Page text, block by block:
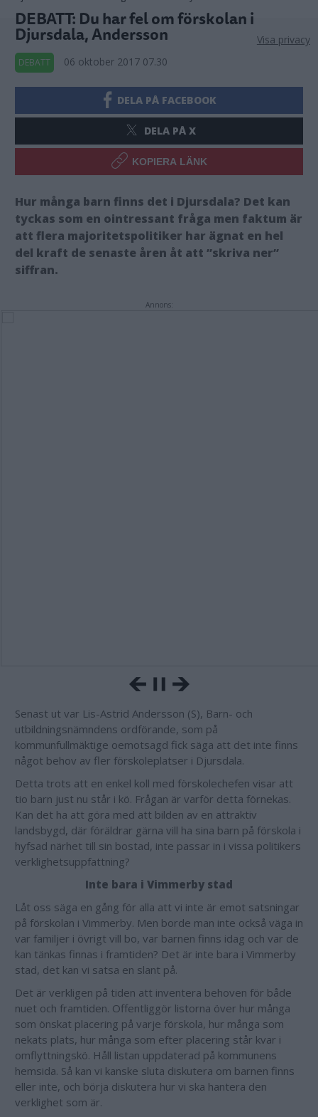
DEBATT: Du har fel om förskolan i
Djursdala, Andersson
DEBATT 06 oktober 2017 07.30
DELA PÅ FACEBOOK
DELA PÅ X
KOPIERA LÄNK
Hur många barn finns det i Djursdala? Det kan
tyckas som en ointressant fråga men faktum är
att flera majoritetspolitiker har ägnat en hel
del kraft de senaste åren åt att ”skriva ner”
siffran.
Annons:
Senast ut var Lis-Astrid Andersson (S), Barn- och
utbildningsnämndens ordförande, som på
kommunfullmäktige oemotsagd fick säga att det inte finns
något behov av fler förskoleplatser i Djursdala.
Detta trots att en enkel koll med förskolechefen visar att
tio barn just nu står i kö. Frågan är varför detta förnekas.
Kan det ha att göra med att bilden av en attraktiv
landsbygd, där föräldrar gärna vill ha sina barn på förskola i
hyfsad närhet till sin bostad, inte passar in i vissa politikers
verklighetsuppfattning?
Inte bara i Vimmerby stad
Låt oss säga en gång för alla att vi inte är emot satsningar
på förskolan i Vimmerby. Men borde man inte också väga in
var familjer i övrigt vill bo, var barnen finns idag och var de
kan tänkas finnas i framtiden? Det är inte bara i Vimmerby
stad, det kan vi satsa en slant på.
Det är verkligen på tiden att inventera behoven för både
nuet och framtiden. Offentliggör listorna över hur många
som önskat placering på varje förskola, hur många som
nekats plats, hur många som efter placering står kvar i
omflyttningskö. Håll listan uppdaterad på kommunens
hemsida. Så kan vi kanske sluta diskutera om barnen finns
eller inte, och börja diskutera hur vi ska hantera den
verklighet som är.
Visa privacy